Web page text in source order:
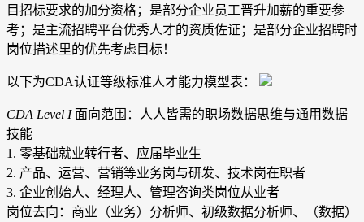
目招标要求的加分资格；是部分企业员工晋升加薪的重要参
考；是主流招聘平台优秀人才的资质佐证；是部分企业招聘时
岗位描述里的优先考虑目标！
以下为CDA认证等级标准人才能力模型表：
CDA Level I面向范围：人人皆需的职场数据思维与通用数据
技能
1. 零基础就业转行者、应届毕业生
2. 产品、运营、营销等业务岗与研发、技术岗在职者
3. 企业创始人、经理人、管理咨询类岗位从业者
岗位去向：商业（业务）分析师、初级数据分析师、（数据）